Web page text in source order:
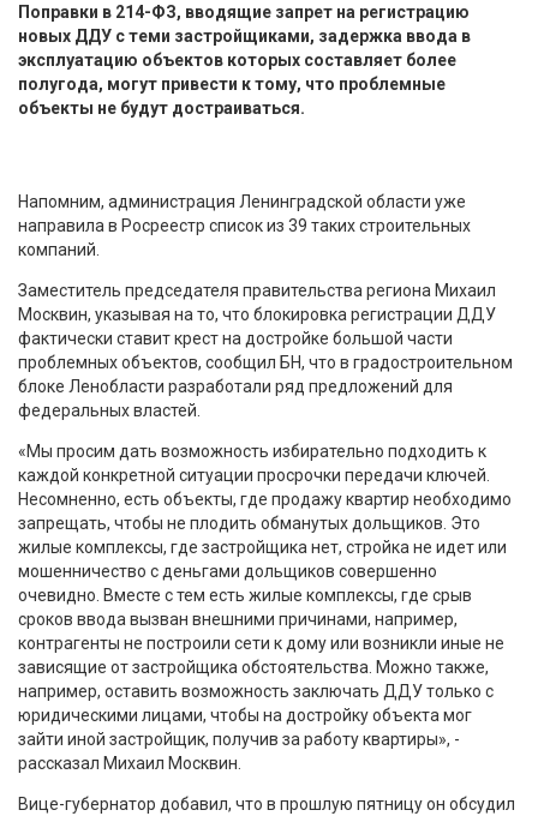
Поправки в 214-ФЗ, вводящие запрет на регистрацию
новых ДДУ с теми застройщиками, задержка ввода в
эксплуатацию объектов которых составляет более
полугода, могут привести к тому, что проблемные
объекты не будут достраиваться.
Напомним, администрация Ленинградской области уже
направила в Росреестр список из 39 таких строительных
компаний.
Заместитель председателя правительства региона Михаил
Москвин, указывая на то, что блокировка регистрации ДДУ
фактически ставит крест на достройке большой части
проблемных объектов, сообщил БН, что в градостроительном
блоке Ленобласти разработали ряд предложений для
федеральных властей.
«Мы просим дать возможность избирательно подходить к
каждой конкретной ситуации просрочки передачи ключей.
Несомненно, есть объекты, где продажу квартир необходимо
запрещать, чтобы не плодить обманутых дольщиков. Это
жилые комплексы, где застройщика нет, стройка не идет или
мошенничество с деньгами дольщиков совершенно
очевидно. Вместе с тем есть жилые комплексы, где срыв
сроков ввода вызван внешними причинами, например,
контрагенты не построили сети к дому или возникли иные не
зависящие от застройщика обстоятельства. Можно также,
например, оставить возможность заключать ДДУ только с
юридическими лицами, чтобы на достройку объекта мог
зайти иной застройщик, получив за работу квартиры», -
рассказал Михаил Москвин.
Вице-губернатор добавил, что в прошлую пятницу он обсудил